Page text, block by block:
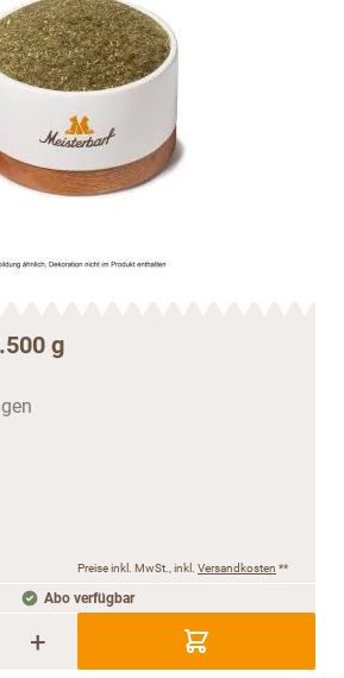
g
Preise inkl. MwSt., inkl. Versandkosten **
Abo verfügbar
+